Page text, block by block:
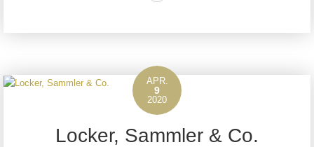
APR.
9
2020
Locker, Sammler & Co.